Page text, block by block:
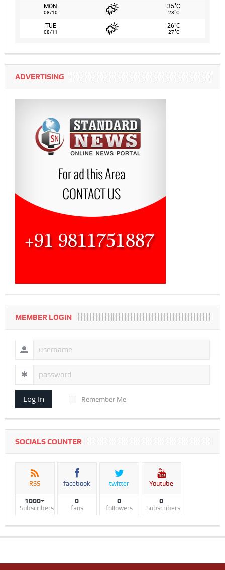
MON
08/10
35°C
28°C
TUE
08/11
26°C
27°C
ADVERTISING
MEMBER LOGIN
Log In Remember Me
SOCIALS COUNTER
RSS
1000+
Subscribers
facebook
0
fans
twitter
0
followers
Youtube
0
Subscribers